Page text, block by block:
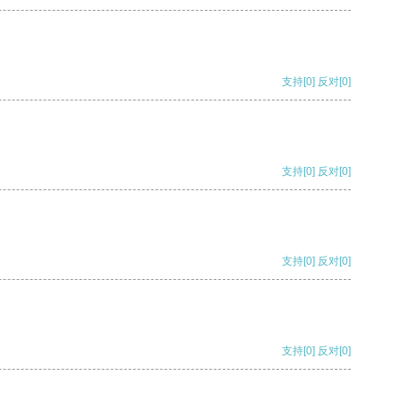
支持[0] 反对[0]
支持[0] 反对[0]
支持[0] 反对[0]
支持[0] 反对[0]